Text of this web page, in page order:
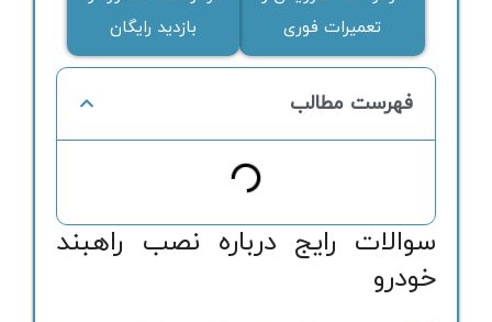
تعمیرات فوری
بازدید رایگان
فهرست مطالب
سوالات رایج درباره نصب راهبند
خودرو